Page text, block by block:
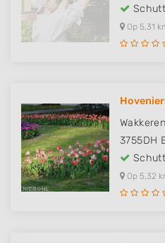
Op 5,31
3755DH
Op 5,32